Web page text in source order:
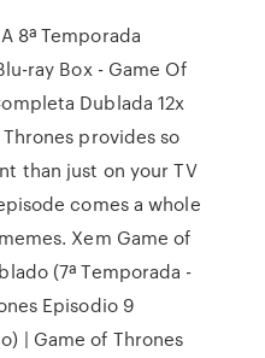
8ª Temporada
ray Box - Game Of
Dublada 12x
provides so
than just on your TV
comes a whole
Xem Game of
(7ª Temporada -
Episodio 9
| Game of Thrones